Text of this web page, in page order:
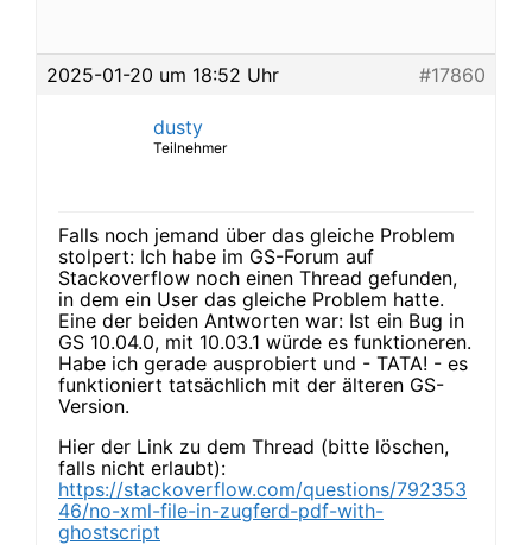
2025-01-20 um 18:52 Uhr #17860
dusty
Teilnehmer
Falls noch jemand über das gleiche Problem
stolpert: Ich habe im GS-Forum auf
Stackoverflow noch einen Thread gefunden,
in dem ein User das gleiche Problem hatte.
Eine der beiden Antworten war: Ist ein Bug in
GS 10.04.0, mit 10.03.1 würde es funktioneren.
Habe ich gerade ausprobiert und - TATA! - es
funktioniert tatsächlich mit der älteren GS-
Version.
Hier der Link zu dem Thread (bitte löschen,
falls nicht erlaubt):
https://stackoverflow.com/questions/792353
46/no-xml-file-in-zugferd-pdf-with-
ghostscript